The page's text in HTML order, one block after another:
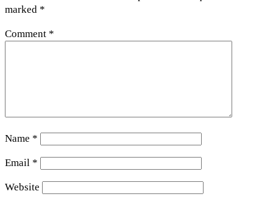
marked *
Comment *
Name *
Email *
Website